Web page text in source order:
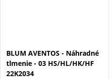
BLUM AVENTOS - Náhradné
tlmenie - 03 HS/HL/HK/HF
22K2034